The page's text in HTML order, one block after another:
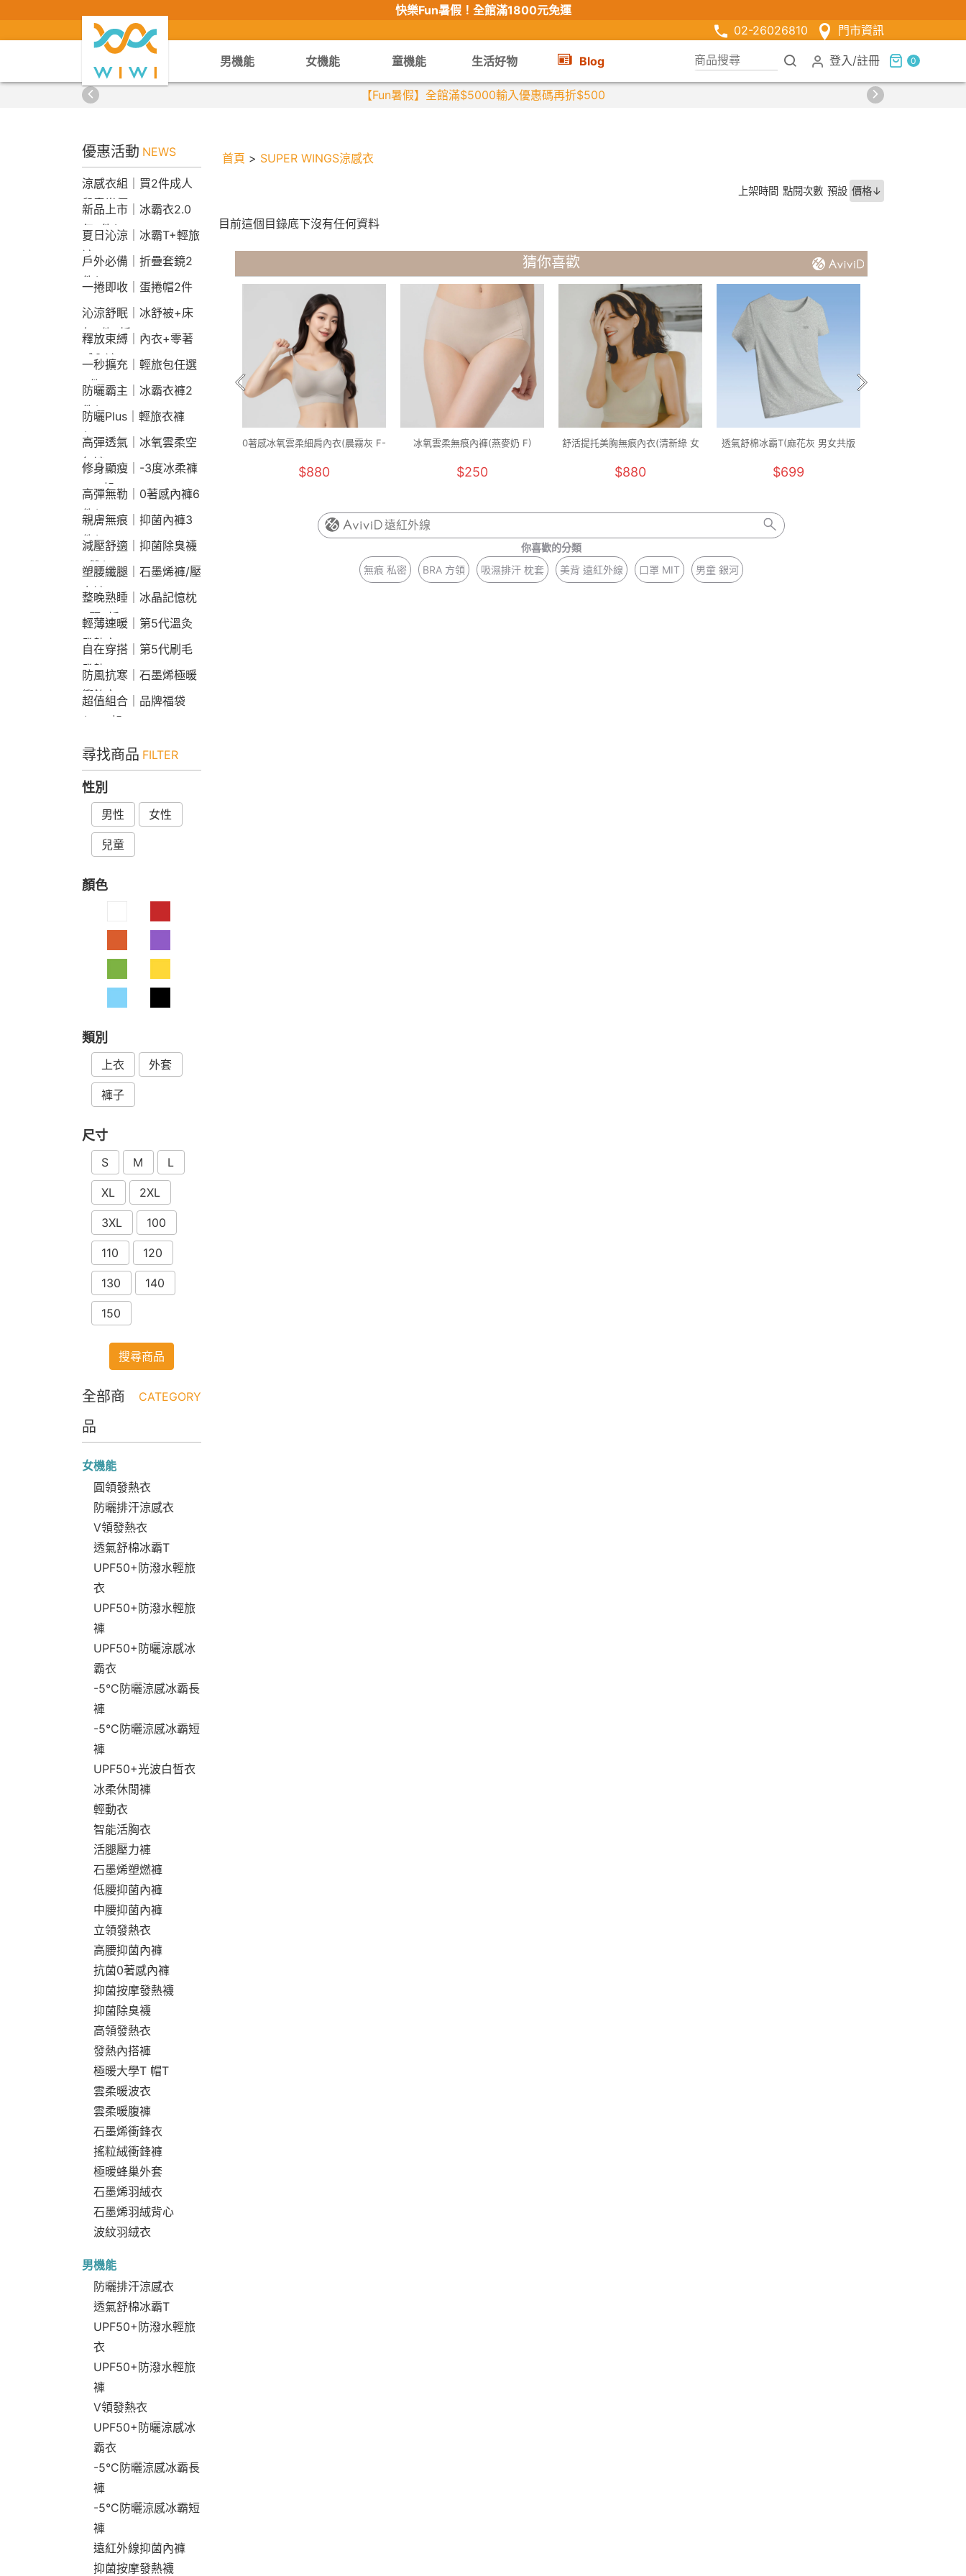
快樂Fun暑假！ 全館滿1800元免運
02-26026810
門市資訊
男機能 女機能 童機能 生活好物 Blog 登入 /註冊 0
【Fun暑假】全館滿$5000輸入優惠碼再折$500
優惠活動 NEWS
涼感衣組｜買2件成人
兒童半價
新品上市｜冰霸衣2.0
任2件$2290
夏日沁涼｜冰霸T+輕旅
褲
戶外必備｜折疊套鏡2
件$1790
一捲即收｜蛋捲帽2件
1790
沁涼舒眠｜冰舒被+床
包2件9折
釋放束縛｜內衣+零著
感內褲
一秒擴充｜輕旅包任選
2件2190
防曬霸主｜冰霸衣褲2
件$1790
防曬Plus｜輕旅衣褲
$2190
高彈透氣｜冰氧雲柔空
氣褲
修身顯瘦｜-3度冰柔褲
790起
高彈無勒｜0著感內褲6
件$1290
親膚無痕｜抑菌內褲3
件$790
減壓舒適｜抑菌除臭襪
3雙$660
塑腰纖腿｜石墨烯褲/壓
力褲
整晚熟睡｜冰晶記憶枕
2顆9折
輕薄速暖｜第5代溫灸
發熱衣
自在穿搭｜第5代刷毛
發熱Bra T
防風抗寒｜石墨烯極暖
衝鋒衣
超值組合｜品牌福袋
$599起
尋找商品 FILTER
性別
男性 女性
兒童
顏色
類別
上衣 外套
褲子
尺寸
S M L
XL 2XL
3XL 100
110 120
130 140
150
搜尋商品
全部商
品
CATEGORY
女機能
圓領發熱衣
防曬排汗涼感衣
V領發熱衣
透氣舒棉冰霸T
UPF50+防潑水輕旅
衣
UPF50+防潑水輕旅
褲
UPF50+防曬涼感冰
霸衣
-5°C防曬涼感冰霸長
褲
-5°C防曬涼感冰霸短
褲
UPF50+光波白皙衣
冰柔休閒褲
輕動衣
智能活胸衣
活腿壓力褲
石墨烯塑燃褲
低腰抑菌內褲
中腰抑菌內褲
立領發熱衣
高腰抑菌內褲
抗菌0著感內褲
抑菌按摩發熱襪
抑菌除臭襪
高領發熱衣
發熱內搭褲
極暖大學T 帽T
雲柔暖波衣
雲柔暖腹褲
石墨烯衝鋒衣
搖粒絨衝鋒褲
極暖蜂巢外套
石墨烯羽絨衣
石墨烯羽絨背心
波紋羽絨衣
男機能
防曬排汗涼感衣
透氣舒棉冰霸T
UPF50+防潑水輕旅
衣
UPF50+防潑水輕旅
褲
V領發熱衣
UPF50+防曬涼感冰
霸衣
-5°C防曬涼感冰霸長
褲
-5°C防曬涼感冰霸短
褲
遠紅外線抑菌內褲
抑菌按摩發熱襪
首頁 > SUPER WINGS涼感衣
上架時間 點閱次數 預設 價格↓
目前這個目錄底下沒有任何資料
猜你喜歡
0著感冰氧雲柔細肩內衣(晨霧灰 F-
$880
冰氧雲柔無痕內褲(燕麥奶 F)
$250
舒活提托美胸無痕內衣(清新綠 女
$880
透氣舒棉冰霸T(麻花灰 男女共版
$699
遠紅外線
你喜歡的分類
無痕 私密
BRA 方領 吸濕排汗 枕套 美背 遠紅外線 口罩 MIT 男童 銀河